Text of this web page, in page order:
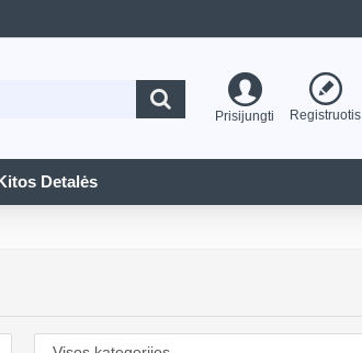
Prisijungti Registruotis
Detalės